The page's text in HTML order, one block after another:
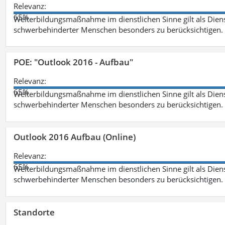
Relevanz:
65%
Weiterbildungsmaßnahme im dienstlichen Sinne gilt als
schwerbehinderter Menschen besonders zu berücksichtigen.
POE: "Outlook 2016 - Aufbau"
Relevanz:
65%
Weiterbildungsmaßnahme im dienstlichen Sinne gilt als
schwerbehinderter Menschen besonders zu berücksichtigen.
Outlook 2016 Aufbau (Online)
Relevanz:
65%
Weiterbildungsmaßnahme im dienstlichen Sinne gilt als
schwerbehinderter Menschen besonders zu berücksichtigen.
Standorte